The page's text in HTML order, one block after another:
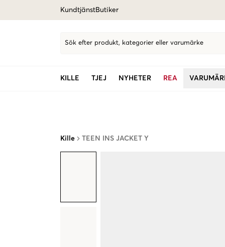
KundtjänstButiker
Sök efter produkt, kategorier eller varumärke
KILLE TJEJ NYHETER REA
Kille TEEN INS JACKET Y